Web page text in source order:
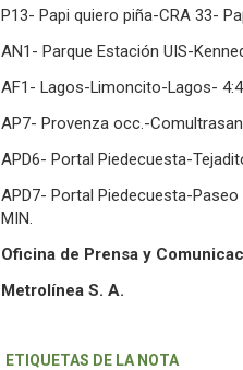
P13- Papi quiero piña-CRA 33-
AN1- Parque Estación UIS-
AF1- Lagos-Limoncito-Lagos-
AP7- Provenza occ.-
APD6- Portal Piedecuesta-
APD7- Portal Piedecuesta-
MIN.
Oficina de Prensa y
Metrolínea S. A.
ETIQUETAS DE LA NOTA